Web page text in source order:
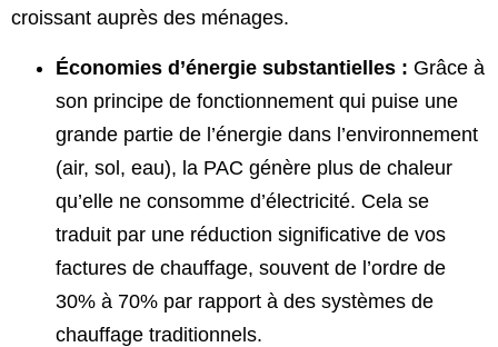
croissant auprès des ménages.
Économies d’énergie substantielles : Grâce à
son principe de fonctionnement qui puise une
grande partie de l’énergie dans l’environnement
(air, sol, eau), la PAC génère plus de chaleur
qu’elle ne consomme d’électricité. Cela se
traduit par une réduction significative de vos
factures de chauffage, souvent de l’ordre de
30% à 70% par rapport à des systèmes de
chauffage traditionnels.